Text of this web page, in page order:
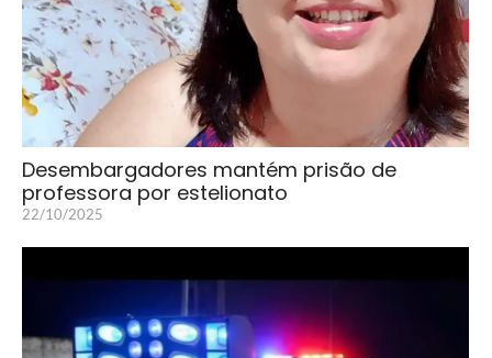
Desembargadores mantém prisão de
professora por estelionato
22/10/2025